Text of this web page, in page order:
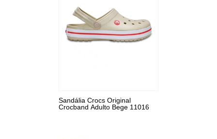
Sandália Crocs Original
Crocband Adulto Bege 11016